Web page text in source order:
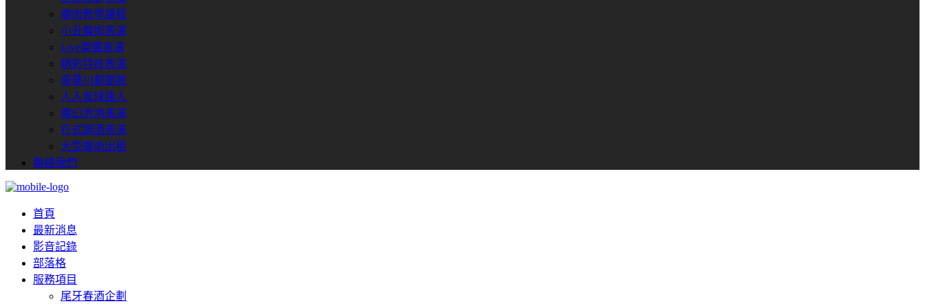
魔術教學課程
小丑魔術表演
Live樂團表演
精彩特技表演
豪華川劇變臉
人入氣球達人
魔幻泡泡表演
花式調酒表演
大型魔術出租
聯絡我們
首頁
最新消息
影音記錄
部落格
服務項目
尾牙春酒企劃